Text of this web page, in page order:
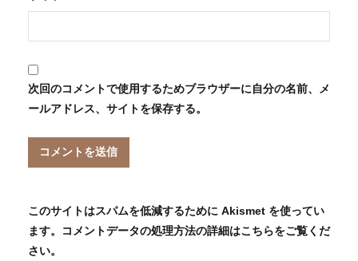
次回のコメントで使用するためブラウザーに自分の名前、メ
ールアドレス、サイトを保存する。
このサイトはスパムを低減するために Akismet を使ってい
ます。
コメントデータの処理方法の詳細はこちらをご覧くだ
さい。